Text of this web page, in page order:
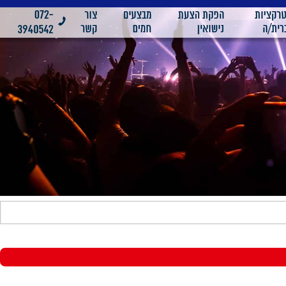
ה
הפקת הצעת
נישואין
מבצעים
חמים
צור
קשר
072-
3940542